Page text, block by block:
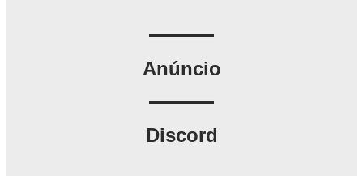
Anúncio
Discord